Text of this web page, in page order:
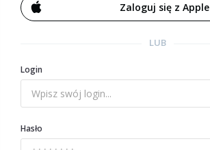
Zaloguj się z Apple
LUB
Login
Hasło